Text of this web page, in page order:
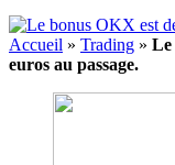
Accueil » Trading » Le
euros au passage.